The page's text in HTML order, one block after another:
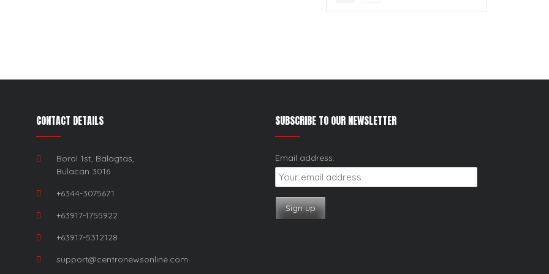
CONTACT DETAILS
Borol 1st, Balagtas,
Bulacan 3016
+6344-3075671
+63917-1755922
+63917-5312128
support@centronewsonline.com
SUBSCRIBE TO OUR NEWSLETTER
Email address: